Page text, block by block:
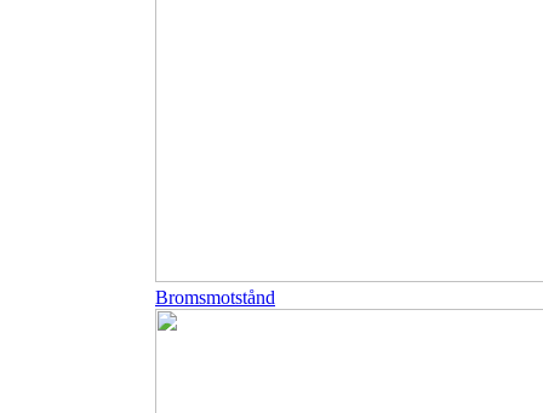
Bromsmotstånd